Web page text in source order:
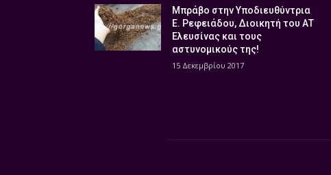
Μπράβο στην Υποδιευθύντρια
Ε. Ρεφειάδου, Διοικητή του ΑΤ
Ελευσίνας και τους
αστυνομικούς της!
15 Δεκεμβρίου 2017